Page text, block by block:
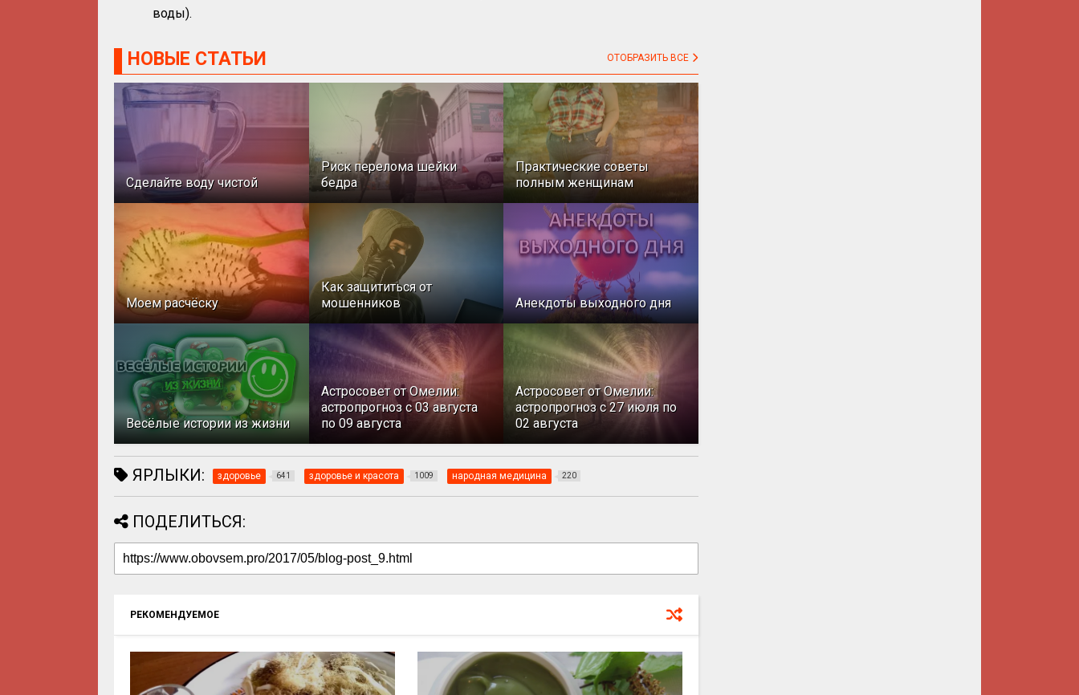
воды).
НОВЫЕ СТАТЬИ ОТОБРАЗИТЬ ВСЕ
Сделайте воду чистой
Риск перелома шейки
бедра
Практические советы
полным женщинам
Моем расчёску
Как защититься от
мошенников
Анекдоты выходного дня
Весёлые истории из жизни
Астросовет от Омелии:
астропрогноз с 03 августа
по 09 августа
Астросовет от Омелии:
астропрогноз с 27 июля по
02 августа
ЯРЛЫКИ: здоровье 641 здоровье и красота 1009 народная медицина 220
ПОДЕЛИТЬСЯ:
РЕКОМЕНДУЕМОЕ